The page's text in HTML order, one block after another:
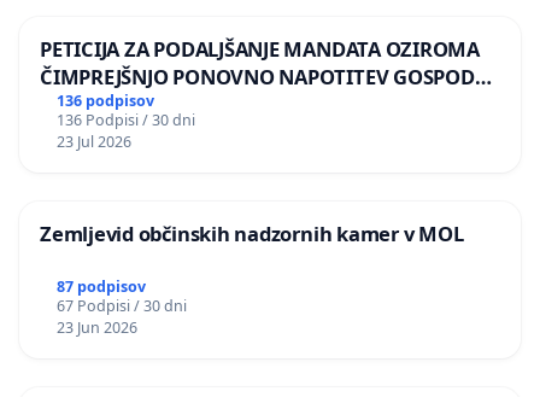
PETICIJA ZA PODALJŠANJE MANDATA OZIROMA
ČIMPREJŠNJO PONOVNO NAPOTITEV GOSPODA
BERNARDA ŠRAJNERJA NA VELEPOSLANIŠTVO
REPUBLIKE SLOVENIJE V MOSKVI
136 podpisov
136 Podpisi / 30 dni
23 Jul 2026
Zemljevid občinskih nadzornih kamer v MOL
87 podpisov
67 Podpisi / 30 dni
23 Jun 2026